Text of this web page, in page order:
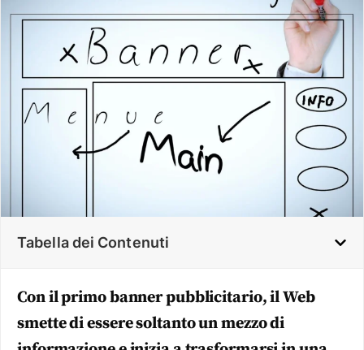
Tabella dei Contenuti
Con il primo banner pubblicitario, il Web
smette di essere soltanto un mezzo di